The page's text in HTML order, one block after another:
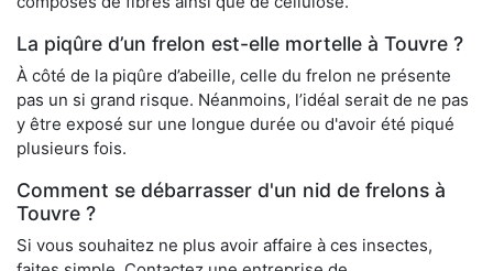
La piqûre d’un frelon est-elle mortelle à Touvre ?
À côté de la piqûre d’abeille, celle du frelon ne présente
pas un si grand risque. Néanmoins, l’idéal serait de ne pas
y être exposé sur une longue durée ou d'avoir été piqué
plusieurs fois.
Comment se débarrasser d'un nid de frelons à
Touvre ?
Si vous souhaitez ne plus avoir affaire à ces insectes,